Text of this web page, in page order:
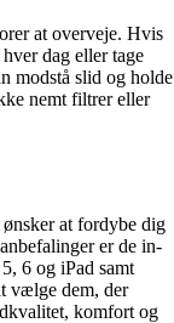
at overveje. Hvis
dag eller tage
modstå slid og holde
nemt filtrer eller
at fordybe dig
er de in-
6 og iPad samt
vælge dem, der
komfort og